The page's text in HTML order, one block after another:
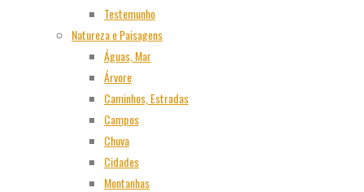
Testemunho
Natureza e Paisagens
Águas, Mar
Árvore
Caminhos, Estradas
Campos
Chuva
Cidades
Montanhas